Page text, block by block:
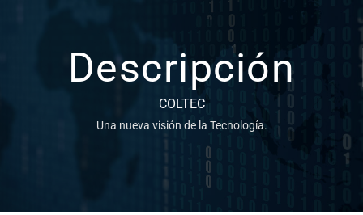
Descripción
COLTEC
Una nueva visión de la Tecnología.